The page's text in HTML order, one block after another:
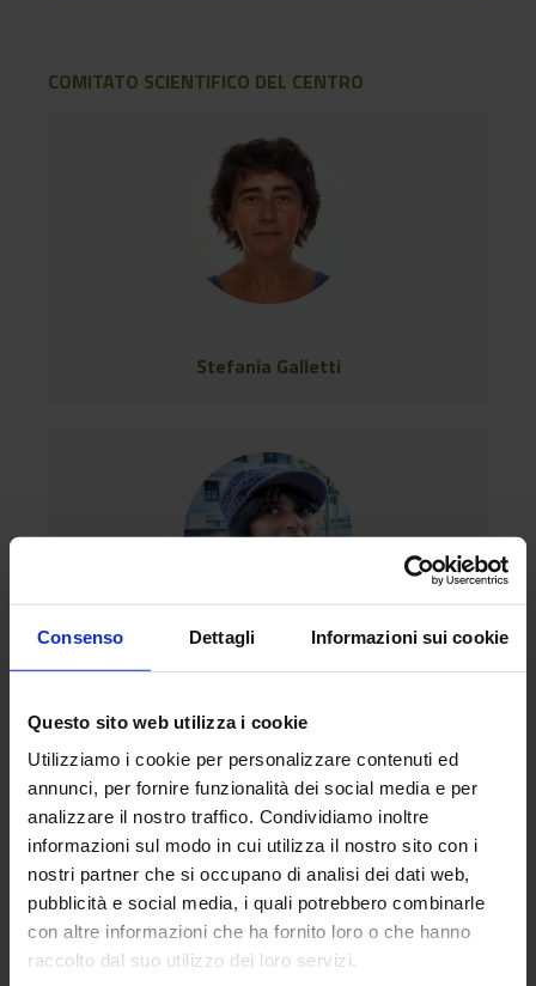
Consenso Dettagli Informazioni sui cookie
Questo sito web utilizza i cookie
Utilizziamo i cookie per personalizzare contenuti ed
annunci, per fornire funzionalità dei social media e per
analizzare il nostro traffico. Condividiamo inoltre
informazioni sul modo in cui utilizza il nostro sito con i
nostri partner che si occupano di analisi dei dati web,
pubblicità e social media, i quali potrebbero combinarle
con altre informazioni che ha fornito loro o che hanno
raccolto dal suo utilizzo dei loro servizi.
COMITATO SCIENTIFICO DEL CENTRO
Stefania Galletti
Sofia Bajocco
keyboard_arrow_leftPrevious Next